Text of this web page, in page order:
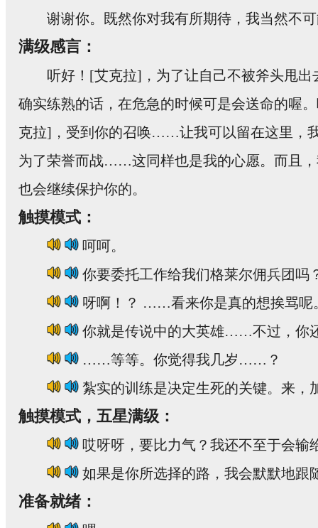
谢谢你。既然你对我有所期待，我当然不
满级感言：
听好！[艾克拉]，为了让自己不被斧头甩
确实练熟的话，在危急的时候可是会送命的喔
克拉]，受到你的召唤……让我可以留在这里，
为了荣誉而战……这同样也是我的心愿。而且
也会继续保护你的。
触摸模式：
呵呵。
你要委托工作给我们格莱尔佣兵团吗
呀啊！？ ……看来你是真的想挨骂呢
你就是传说中的大英雄……不过，你
……等等。你觉得我几岁……？
紮实的训练是决定生死的关键。来，
触摸模式，五星满级：
哎呀呀，要比力气？我还不至于会输
如果是你所选择的路，我会默默地
准备就绪：